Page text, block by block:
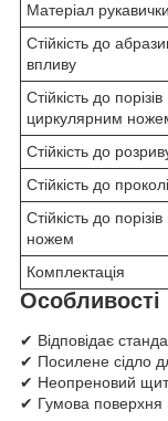
Матеріал рукавички
Стійкість до
впливу
Стійкість до порізів
циркулярним
Стійкість до
Стійкість до
Стійкість до
ножем
Комплектація
Особливості
✔ Відповідає
✔ Посилене сідло
✔ Неопреновий
✔ Гумова поверхня